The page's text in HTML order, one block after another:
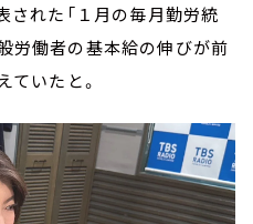
された「１月の毎月勤労統
労働者の基本給の伸びが前
ていたと。